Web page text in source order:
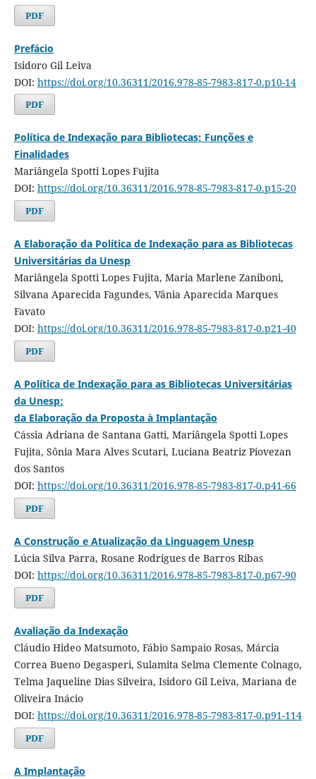
PDF
Prefácio
Isidoro Gil Leiva
DOI: https://doi.org/10.36311/2016.978-85-7983-817-0.p10-14
PDF
Política de Indexação para Bibliotecas: Funções e
Finalidades
Mariângela Spotti Lopes Fujita
DOI: https://doi.org/10.36311/2016.978-85-7983-817-0.p15-20
PDF
A Elaboração da Política de Indexação para as Bibliotecas
Universitárias da Unesp
Mariângela Spotti Lopes Fujita, Maria Marlene Zaniboni,
Silvana Aparecida Fagundes, Vânia Aparecida Marques
Favato
DOI: https://doi.org/10.36311/2016.978-85-7983-817-0.p21-40
PDF
A Política de Indexação para as Bibliotecas Universitárias
da Unesp:
da Elaboração da Proposta à Implantação
Cássia Adriana de Santana Gatti, Mariângela Spotti Lopes
Fujita, Sônia Mara Alves Scutari, Luciana Beatriz Piovezan
dos Santos
DOI: https://doi.org/10.36311/2016.978-85-7983-817-0.p41-66
PDF
A Construção e Atualização da Linguagem Unesp
Lúcia Silva Parra, Rosane Rodrigues de Barros Ribas
DOI: https://doi.org/10.36311/2016.978-85-7983-817-0.p67-90
PDF
Avaliação da Indexação
Cláudio Hideo Matsumoto, Fábio Sampaio Rosas, Márcia
Correa Bueno Degasperi, Sulamita Selma Clemente Colnago,
Telma Jaqueline Dias Silveira, Isidoro Gil Leiva, Mariana de
Oliveira Inácio
DOI: https://doi.org/10.36311/2016.978-85-7983-817-0.p91-114
PDF
A Implantação